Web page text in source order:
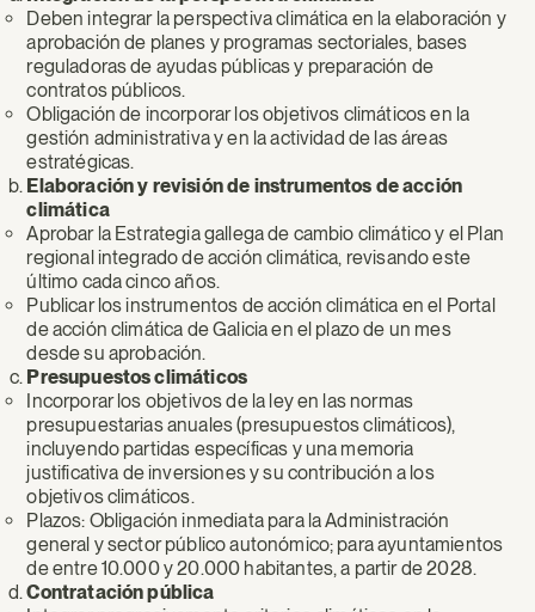
Deben integrar la perspectiva climática en la elaboración y
aprobación de planes y programas sectoriales, bases
reguladoras de ayudas públicas y preparación de
contratos públicos.
Obligación de incorporar los objetivos climáticos en la
gestión administrativa y en la actividad de las áreas
estratégicas.
Elaboración y revisión de instrumentos de acción
climática
Aprobar la Estrategia gallega de cambio climático y el Plan
regional integrado de acción climática, revisando este
último cada cinco años.
Publicar los instrumentos de acción climática en el Portal
de acción climática de Galicia en el plazo de un mes
desde su aprobación.
Presupuestos climáticos
Incorporar los objetivos de la ley en las normas
presupuestarias anuales (presupuestos climáticos),
incluyendo partidas específicas y una memoria
justificativa de inversiones y su contribución a los
objetivos climáticos.
Plazos: Obligación inmediata para la Administración
general y sector público autonómico; para ayuntamientos
de entre 10.000 y 20.000 habitantes, a partir de 2028.
Contratación pública